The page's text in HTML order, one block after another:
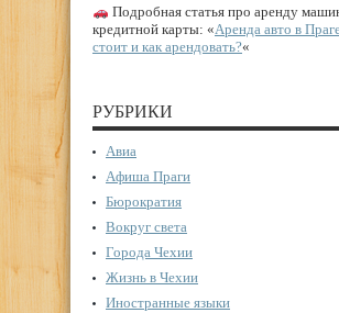
Подробная статья про аренду
кредитной карты: «Аренда авто в
стоит и как арендовать?«
РУБРИКИ
Авиа
Афиша Праги
Бюрократия
Вокруг света
Города Чехии
Жизнь в Чехии
Иностранные языки